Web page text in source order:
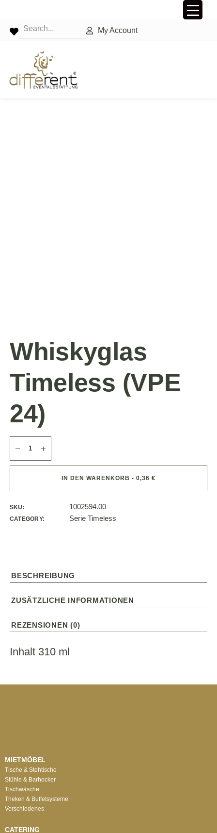
My Account
Whiskyglas
Timeless (VPE
24)
IN DEN WARENKORB - 0,36 €
SKU: 1002594.00
CATEGORY: Serie Timeless
BESCHREIBUNG
ZUSÄTZLICHE INFORMATIONEN
REZENSIONEN (0)
Inhalt 310 ml
MIETMÖBEL
Tische & Stehtische
Stühle & Barhocker
Tischwäsche
Theken & Buffetsysteme
Verschiedenes
CATERING